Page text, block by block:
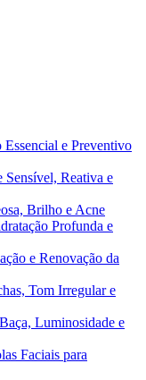
e Preventivo
Reativa e
Brilho e Acne
Profunda e
e Renovação da
Tom Irregular e
Luminosidade e
Faciais para